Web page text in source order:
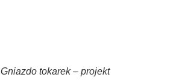
Gniazdo tokarek – projekt